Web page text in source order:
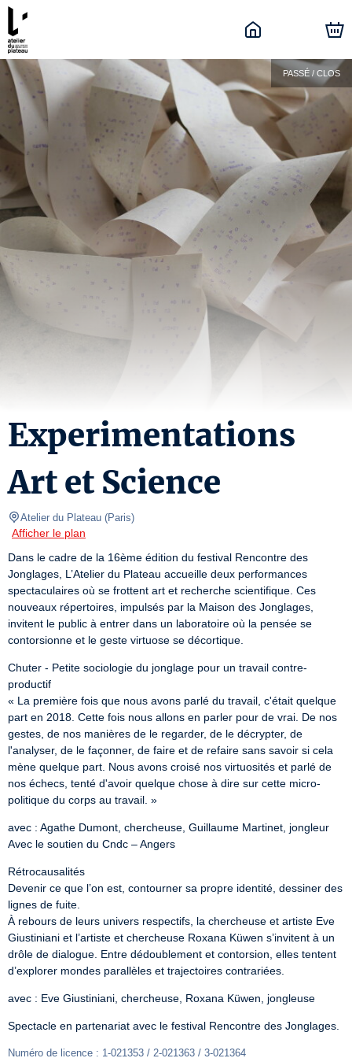
PASSÉ / CLOS
Experimentations
Art et Science
Atelier du Plateau (Paris)
Afficher le plan
Dans le cadre de la 16ème édition du festival Rencontre des
Jonglages, L’Atelier du Plateau accueille deux performances
spectaculaires où se frottent art et recherche scientifique. Ces
nouveaux répertoires, impulsés par la Maison des Jonglages,
invitent le public à entrer dans un laboratoire où la pensée se
contorsionne et le geste virtuose se décortique.
Chuter - Petite sociologie du jonglage pour un travail contre-
productif
« La première fois que nous avons parlé du travail, c'était quelque
part en 2018. Cette fois nous allons en parler pour de vrai. De nos
gestes, de nos manières de le regarder, de le décrypter, de
l'analyser, de le façonner, de faire et de refaire sans savoir si cela
mène quelque part. Nous avons croisé nos virtuosités et parlé de
nos échecs, tenté d'avoir quelque chose à dire sur cette micro-
politique du corps au travail. »
avec : Agathe Dumont, chercheuse, Guillaume Martinet, jongleur
Avec le soutien du Cndc – Angers
Rétrocausalités
Devenir ce que l’on est, contourner sa propre identité, dessiner des
lignes de fuite.
À rebours de leurs univers respectifs, la chercheuse et artiste Eve
Giustiniani et l’artiste et chercheuse Roxana Küwen s’invitent à un
drôle de dialogue. Entre dédoublement et contorsion, elles tentent
d’explorer mondes parallèles et trajectoires contrariées.
avec : Eve Giustiniani, chercheuse, Roxana Küwen, jongleuse
Spectacle en partenariat avec le festival Rencontre des Jonglages.
Numéro de licence : 1-021353 / 2-021363 / 3-021364